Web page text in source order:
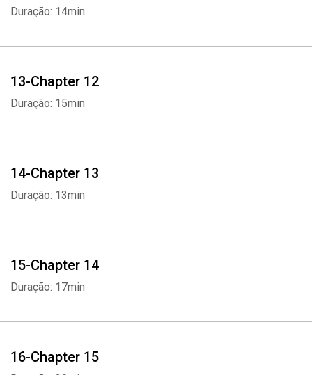
Duração: 14min
13-Chapter 12
Duração: 15min
14-Chapter 13
Duração: 13min
15-Chapter 14
Duração: 17min
16-Chapter 15